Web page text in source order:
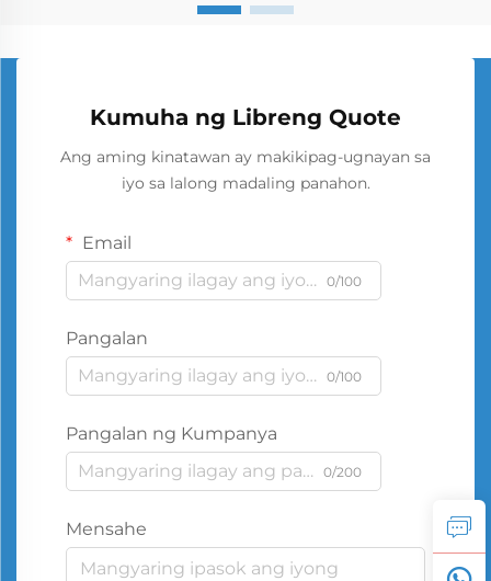
Kumuha ng Libreng Quote
Ang aming kinatawan ay makikipag-ugnayan sa
iyo sa lalong madaling panahon.
Email
0/100
Pangalan
0/100
Pangalan ng Kumpanya
0/200
Mensahe